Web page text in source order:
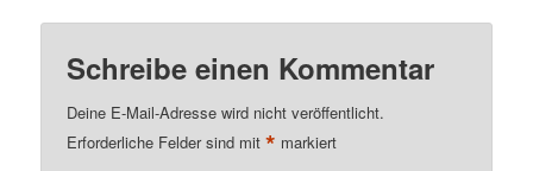
Schreibe einen Kommentar
Deine E-Mail-Adresse wird nicht veröffentlicht.
Erforderliche Felder sind mit* markiert